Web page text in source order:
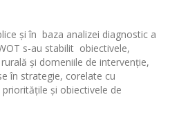
și în baza analizei diagnostic a
s-au stabilit obiectivele,
și domeniile de intervenție,
în strategie, corelate cu
și obiectivele de